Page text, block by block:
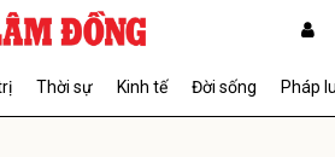
Thời sự Kinh tế Đời sống Pháp